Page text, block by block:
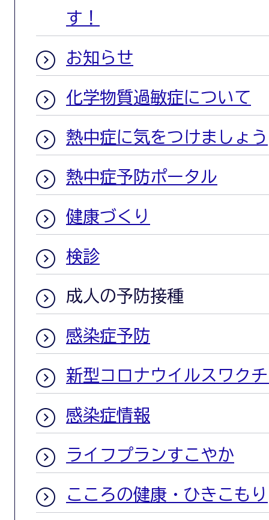
す！
お知らせ
化学物質過敏症について
熱中症に気をつけましょう
熱中症予防ポータル
健康づくり
検診
成人の予防接種
感染症予防
新型コロナウイルスワク
感染症情報
ライフプランすこやか
こころの健康・ひきこもり